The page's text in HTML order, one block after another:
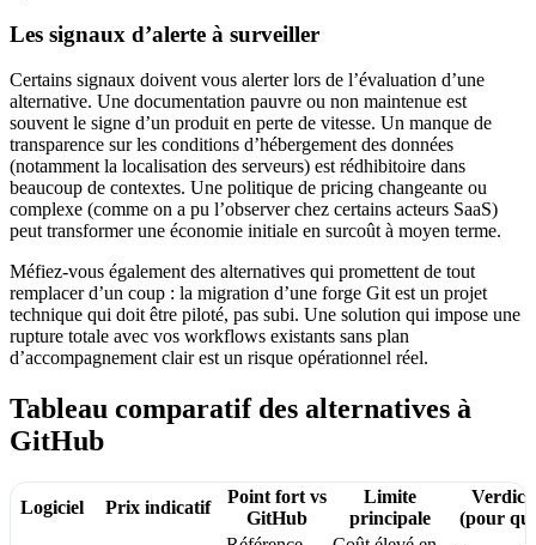
Les signaux d’alerte à surveiller
Certains signaux doivent vous alerter lors de l’évaluation d’une
alternative. Une documentation pauvre ou non maintenue est
souvent le signe d’un produit en perte de vitesse. Un manque de
transparence sur les conditions d’hébergement des données
(notamment la localisation des serveurs) est rédhibitoire dans
beaucoup de contextes. Une politique de pricing changeante ou
complexe (comme on a pu l’observer chez certains acteurs SaaS)
peut transformer une économie initiale en surcoût à moyen terme.
Méfiez-vous également des alternatives qui promettent de tout
remplacer d’un coup : la migration d’une forge Git est un projet
technique qui doit être piloté, pas subi. Une solution qui impose une
rupture totale avec vos workflows existants sans plan
d’accompagnement clair est un risque opérationnel réel.
Tableau comparatif des alternatives à
GitHub
Logiciel Prix indicatif
Point fort vs
GitHub
Limite
principale
Verdict
(pour